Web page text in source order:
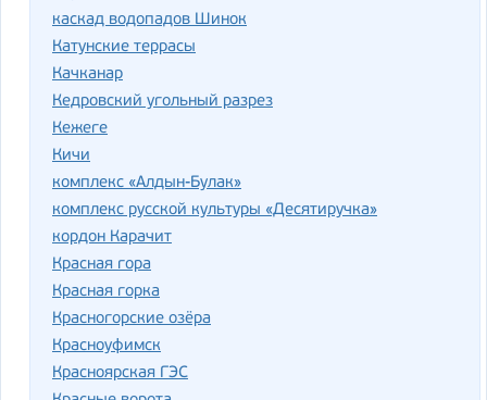
каскад водопадов Шинок
Катунские террасы
Качканар
Кедровский угольный разрез
Кежеге
Кичи
комплекс «Алдын-Булак»
комплекс русской культуры «Десятиручка»
кордон Карачит
Красная гора
Красная горка
Красногорские озёра
Красноуфимск
Красноярская ГЭС